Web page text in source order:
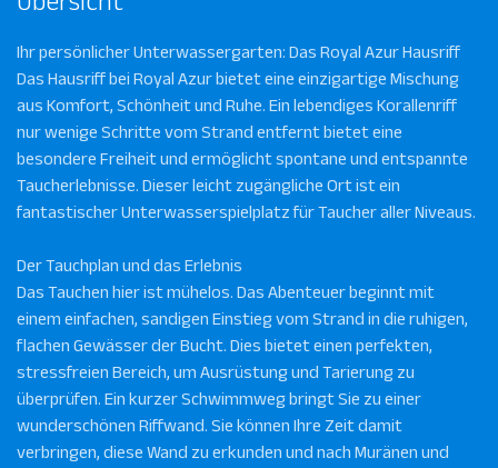
Ihr persönlicher Unterwassergarten: Das Royal Azur Hausriff
Das Hausriff bei Royal Azur bietet eine einzigartige Mischung
aus Komfort, Schönheit und Ruhe. Ein lebendiges Korallenriff
nur wenige Schritte vom Strand entfernt bietet eine
besondere Freiheit und ermöglicht spontane und entspannte
Taucherlebnisse. Dieser leicht zugängliche Ort ist ein
fantastischer Unterwasserspielplatz für Taucher aller Niveaus.
Der Tauchplan und das Erlebnis
Das Tauchen hier ist mühelos. Das Abenteuer beginnt mit
einem einfachen, sandigen Einstieg vom Strand in die ruhigen,
flachen Gewässer der Bucht. Dies bietet einen perfekten,
stressfreien Bereich, um Ausrüstung und Tarierung zu
überprüfen. Ein kurzer Schwimmweg bringt Sie zu einer
wunderschönen Riffwand. Sie können Ihre Zeit damit
verbringen, diese Wand zu erkunden und nach Muränen und